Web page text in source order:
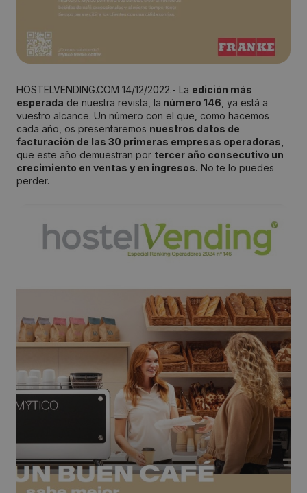
HOSTELVENDING.COM 14/12/2022.- La edición más
esperada de nuestra revista, la número 146 , ya está a
vuestro alcance. Un número con el que, como hacemos
cada año, os presentaremos nuestros datos de
facturación de las 30 primeras empresas operadoras,
que este año demuestran por tercer año consecutivo un
crecimiento en ventas y en ingresos. No te lo puedes
perder.